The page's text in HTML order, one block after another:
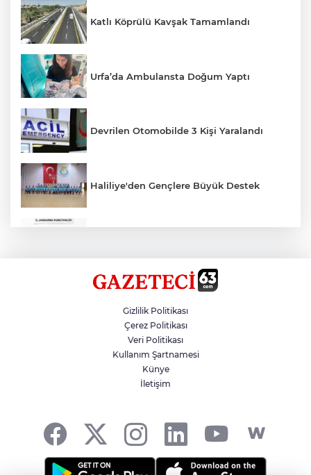
Katlı Köprülü Kavşak Tamamlandı
Urfa’da Ambulansta Doğum Yaptı
Devrilen Otomobilde 3 Kişi Yaralandı
Haliliye'den Gençlere Büyük Destek
Hikmet Başak’tan Ulaşım Çalışması
Atatürk Bulvarında Asfalt Yenileniyor
Gizlilik Politikası
Çerez Politikası
Veri Politikası
Kullanım Şartnamesi
Künye
İletişim